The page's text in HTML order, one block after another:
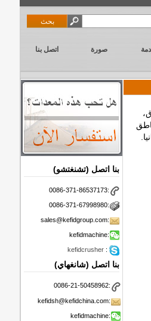
اتصل بنا صورة
السوق،
بنا اتصل (تشنغتشو)
0086-371-86537173:
0086-371-67998980:
sales@kefidgroup.com:
kefidmachine:
kefidcrusher :
بنا اتصل (شانغهاي)
0086-21-50458962:
kefidsh@kefidchina.com:
kefidmachine: